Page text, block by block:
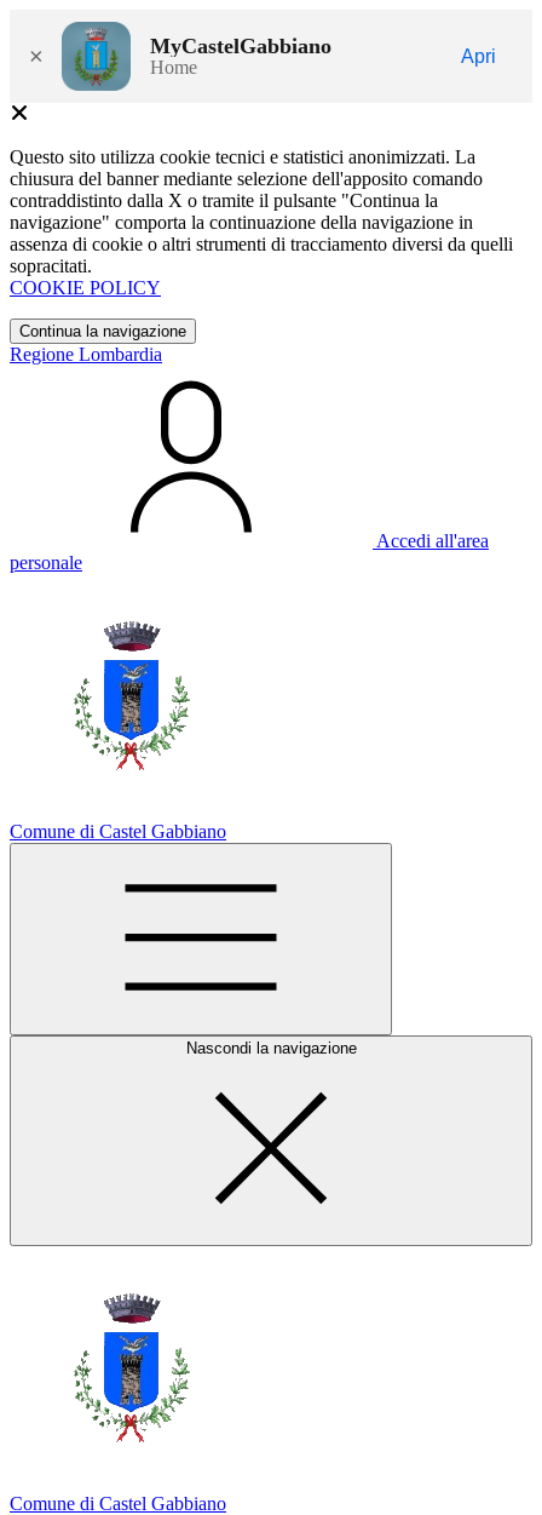
× MyCastelGabbiano
Home
Apri
Questo sito utilizza cookie tecnici e statistici anonimizzati. La
chiusura del banner mediante selezione dell'apposito comando
contraddistinto dalla X o tramite il pulsante "Continua la
navigazione" comporta la continuazione della navigazione in
assenza di cookie o altri strumenti di tracciamento diversi da quelli
sopracitati.
COOKIE POLICY
Continua la navigazione
Regione Lombardia
Accedi all'area
personale
Comune di Castel Gabbiano
Nascondi la navigazione
Comune di Castel Gabbiano